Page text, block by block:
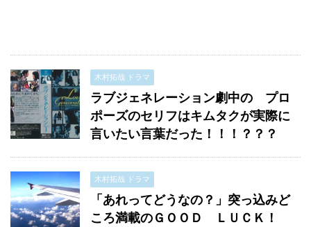
木村拓哉 ドラマ
ラブジェネレーション劇中の プロ
ポーズのセリフはキムタクが実際に
言いたい言葉だった！！！？？？
木村拓哉 ドラマ
「あれってどうなの？」突っ込みど
ころ満載のＧＯＯＤ ＬＵＣＫ！